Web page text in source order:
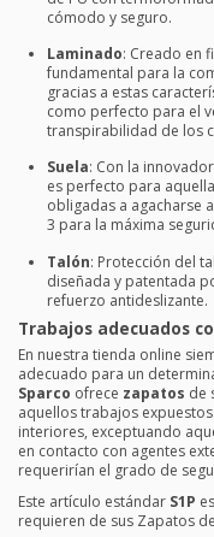
cómodo y seguro.
Laminado: Creado en
fundamental para la
gracias a estas
como perfecto para el
transpirabilidad de los
Suela: Con la
es perfecto para
obligadas a agacharse
3 para la máxima
Talón: Protección del
diseñada y patentada
refuerzo antideslizante.
Trabajos adecuados
En nuestra tienda online
adecuado para un
Sparco ofrece zapatos de
aquellos trabajos
interiores, exceptuando
en contacto con agentes
requerirían el grado de
Este artículo estándar S1P
requieren de sus Zapatos